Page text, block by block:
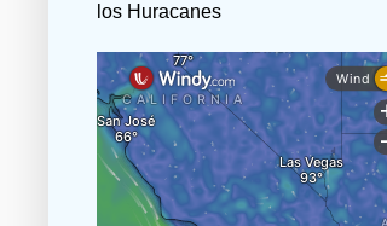
los Huracanes